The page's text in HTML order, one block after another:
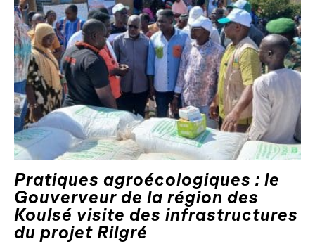
Pratiques agroécologiques : le
Gouverveur de la région des
Koulsé visite des infrastructures
du projet Rilgré